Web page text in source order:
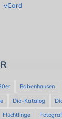
vCard
Babenhausen
Dia-Katalog
Flüchtlinge